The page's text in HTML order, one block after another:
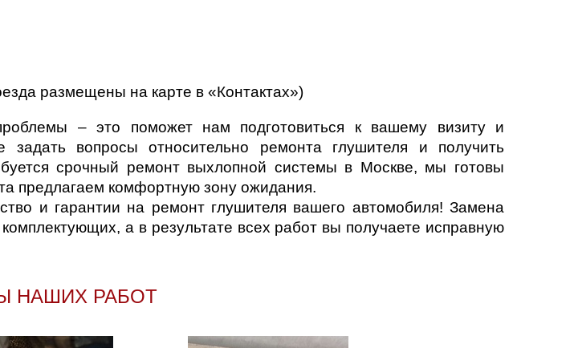
размещены на карте в «Контактах»)
– это поможет нам подготовиться к вашему визиту и
вопросы относительно ремонта глушителя и получить
срочный ремонт выхлопной системы в Москве, мы готовы
предлагаем комфортную зону ожидания.
и гарантии на ремонт глушителя вашего автомобиля! Замена
а в результате всех работ вы получаете исправную
НАШИХ РАБОТ